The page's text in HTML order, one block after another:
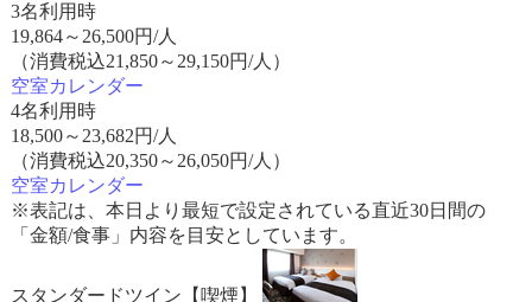
3名利用時
19,864～ 26,500円/人
（消費税込21,850～29,150円/人）
空室カレンダー
4名利用時
18,500～ 23,682円/人
（消費税込20,350～26,050円/人）
空室カレンダー
※表記は、本日より最短で設定されている直近30日間の
「金額/食事」内容を目安としています。
スタンダードツイン【喫煙】